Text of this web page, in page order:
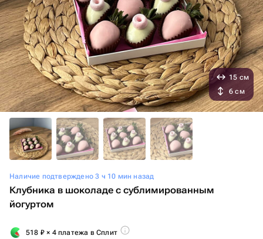
Наличие подтверждено 3 ч 10 мин назад
Клубника в шоколаде с сублимированным
йогуртом
518 ₽ × 4 платежа в Сплит
15 см
6 см